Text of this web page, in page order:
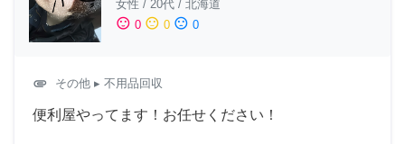
女性 / 20代 / 北海道
sentiment_satisfied 0 sentiment_neutral 0 sentiment_dissatisfied 0
attachment その他 ▸ 不用品回収
便利屋やってます！お任せください！